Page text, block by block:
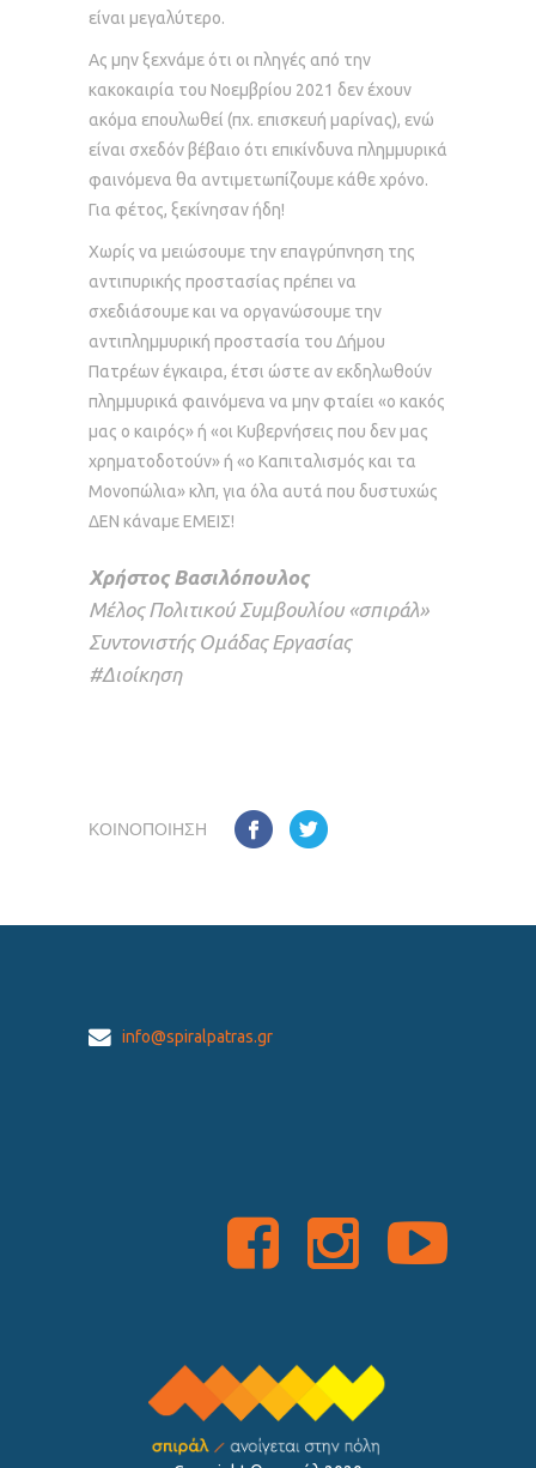
είναι μεγαλύτερο.
Ας μην ξεχνάμε ότι οι πληγές από την
κακοκαιρία του Νοεμβρίου 2021 δεν έχουν
ακόμα επουλωθεί (πχ. επισκευή μαρίνας), ενώ
είναι σχεδόν βέβαιο ότι επικίνδυνα πλημμυρικά
φαινόμενα θα αντιμετωπίζουμε κάθε χρόνο.
Για φέτος, ξεκίνησαν ήδη!
Χωρίς να μειώσουμε την επαγρύπνηση της
αντιπυρικής προστασίας πρέπει να
σχεδιάσουμε και να οργανώσουμε την
αντιπλημμυρική προστασία του Δήμου
Πατρέων έγκαιρα, έτσι ώστε αν εκδηλωθούν
πλημμυρικά φαινόμενα να μην φταίει «ο κακός
μας ο καιρός» ή «οι Κυβερνήσεις που δεν μας
χρηματοδοτούν» ή «ο Καπιταλισμός και τα
Μονοπώλια» κλπ, για όλα αυτά που δυστυχώς
ΔΕΝ κάναμε ΕΜΕΙΣ!
Χρήστος Βασιλόπουλος
Μέλος Πολιτικού Συμβουλίου «σπιράλ»
Συντονιστής Ομάδας Εργασίας
#Διοίκηση
ΚΟΙΝΟΠΟΊΗΣΗ
info@spiralpatras.gr